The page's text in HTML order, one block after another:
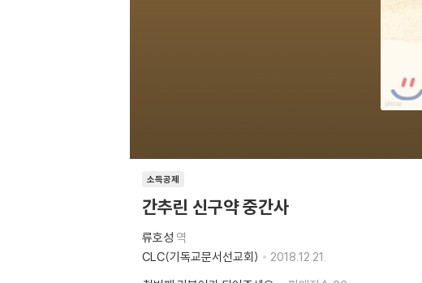
소득공제
간추린 신구약 중간사
류호성 역
CLC(기독교문서선교회)
2018.12.21.